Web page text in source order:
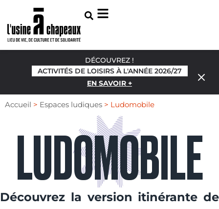
DÉCOUVREZ !
ACTIVITÉS DE LOISIRS À L'ANNÉE 2026/27
EN SAVOIR +
Accueil > Espaces ludiques > Ludomobile
LUDOMOBILE
Découvrez la version itinérante de